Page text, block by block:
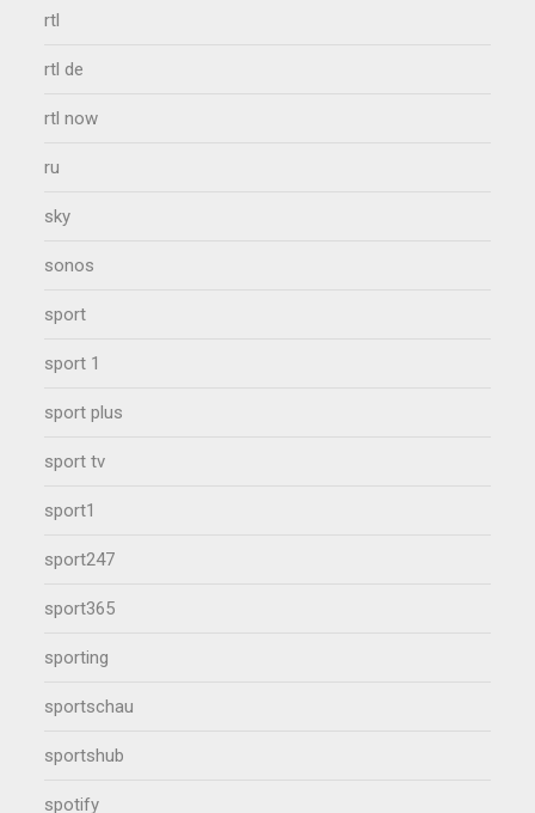
rtl
rtl de
rtl now
ru
sky
sonos
sport
sport 1
sport plus
sport tv
sport1
sport247
sport365
sporting
sportschau
sportshub
spotify